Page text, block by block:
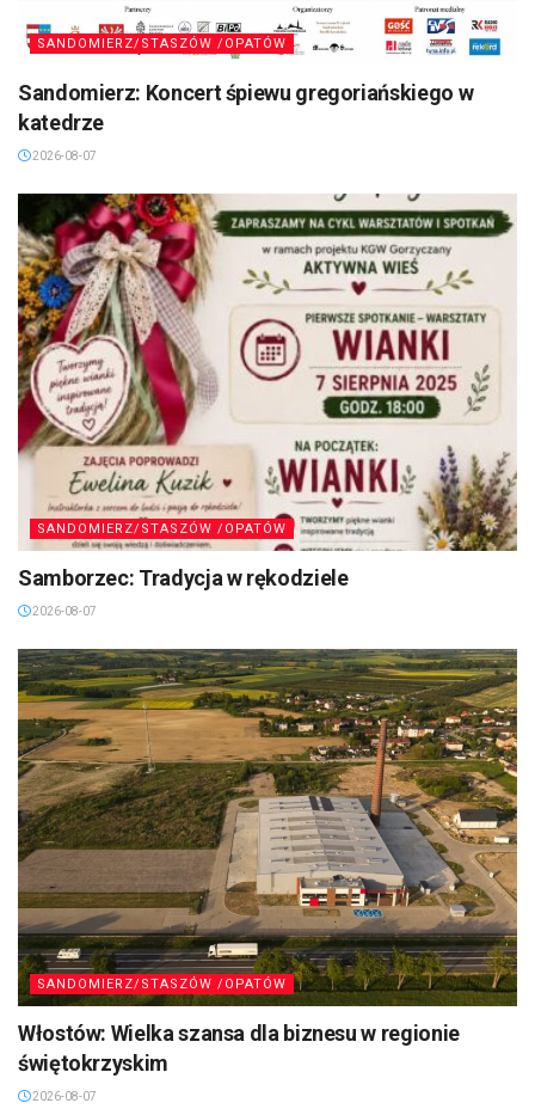
SANDOMIERZ/STASZÓW /OPATÓW
Sandomierz: Koncert śpiewu gregoriańskiego w
katedrze
2026-08-07
SANDOMIERZ/STASZÓW /OPATÓW
Samborzec: Tradycja w rękodziele
2026-08-07
SANDOMIERZ/STASZÓW /OPATÓW
Włostów: Wielka szansa dla biznesu w regionie
świętokrzyskim
2026-08-07